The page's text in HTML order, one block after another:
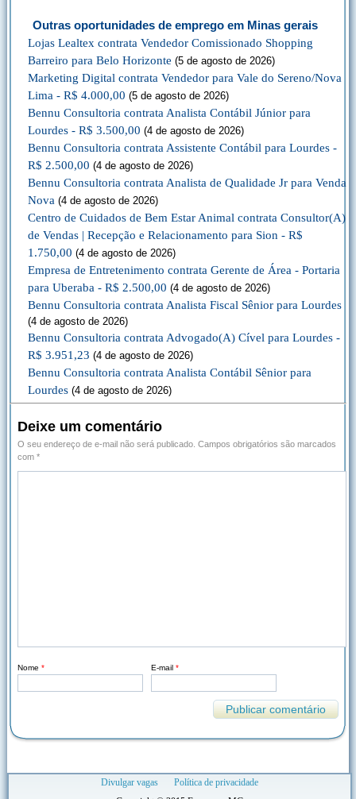
Outras oportunidades de emprego em Minas gerais
Lojas Lealtex contrata Vendedor Comissionado Shopping
Barreiro para Belo Horizonte (5 de agosto de 2026)
Marketing Digital contrata Vendedor para Vale do Sereno/Nova
Lima - R$ 4.000,00 (5 de agosto de 2026)
Bennu Consultoria contrata Analista Contábil Júnior para
Lourdes - R$ 3.500,00 (4 de agosto de 2026)
Bennu Consultoria contrata Assistente Contábil para Lourdes -
R$ 2.500,00 (4 de agosto de 2026)
Bennu Consultoria contrata Analista de Qualidade Jr para Venda
Nova (4 de agosto de 2026)
Centro de Cuidados de Bem Estar Animal contrata Consultor(A)
de Vendas | Recepção e Relacionamento para Sion - R$
1.750,00 (4 de agosto de 2026)
Empresa de Entretenimento contrata Gerente de Área - Portaria
para Uberaba - R$ 2.500,00 (4 de agosto de 2026)
Bennu Consultoria contrata Analista Fiscal Sênior para Lourdes
(4 de agosto de 2026)
Bennu Consultoria contrata Advogado(A) Cível para Lourdes -
R$ 3.951,23 (4 de agosto de 2026)
Bennu Consultoria contrata Analista Contábil Sênior para
Lourdes (4 de agosto de 2026)
Deixe um comentário
O seu endereço de e-mail não será publicado. Campos obrigatórios são marcados
com *
Nome * E-mail *
Divulgar vagas
Política de privacidade